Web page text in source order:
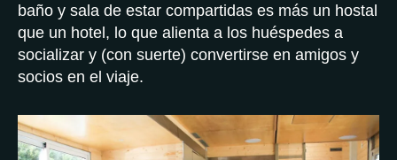
baño y sala de estar compartidas es más un hostal
que un hotel, lo que alienta a los huéspedes a
socializar y (con suerte) convertirse en amigos y
socios en el viaje.